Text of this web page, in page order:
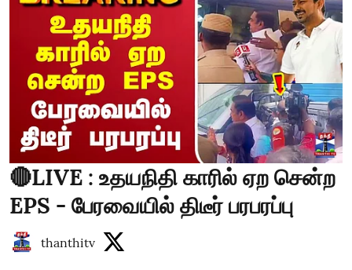
🔴LIVE : உதயநிதி காரில் ஏற சென்ற
EPS - பேரவையில் திடீர் பரபரப்பு
thanthitv